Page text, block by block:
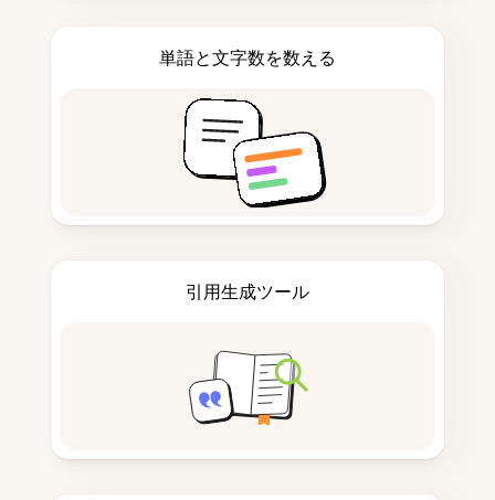
単語と文字数を数える
引用生成ツール